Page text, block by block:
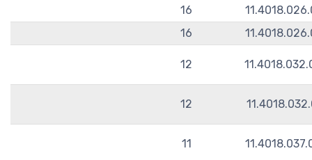
16
16
12
12
11